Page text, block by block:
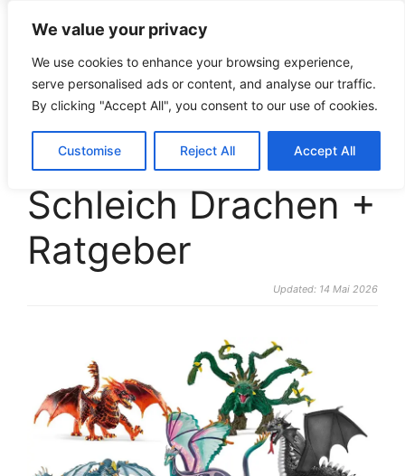
We value your privacy
We use cookies to enhance your browsing experience,
serve personalised ads or content, and analyse our traffic.
By clicking "Accept All", you consent to our use of cookies.
Customise Reject All Accept All
croco-puzzle.de
Die 12 beliebtesten
Schleich Drachen +
Ratgeber
Updated: 14 Mai 2026